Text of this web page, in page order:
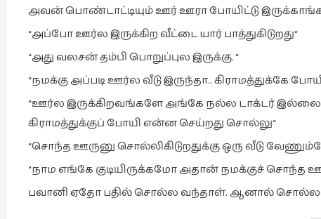
அவன் பொண்டாட்டியும் ஊர் ஊரா போயிட்டு
“அப்போ ஊர்ல இருக்கிற வீட்டை யார் பாத்துகிடுறது“
“அது வலசன் தம்பி பொறுப்புல இருக்கு. “
“நமக்கு அப்படி ஊர்ல வீடு இருந்தா..
“ஊர்ல இருக்கிறவங்களே அங்கே நல்ல டாக்டர் இல்லை.
கிராமத்துக்குப் போயி என்ன செய்றது சொல்லு“
“சொந்த ஊருனு சொல்லிகிடுறதுக்கு ஒரு வீடு
“நாம எங்கே குடியிருக்கமோ அதான் நமக்குச் சொந்த
பவானி ஏதோ பதில் சொல்ல வந்தாள். ஆனால்